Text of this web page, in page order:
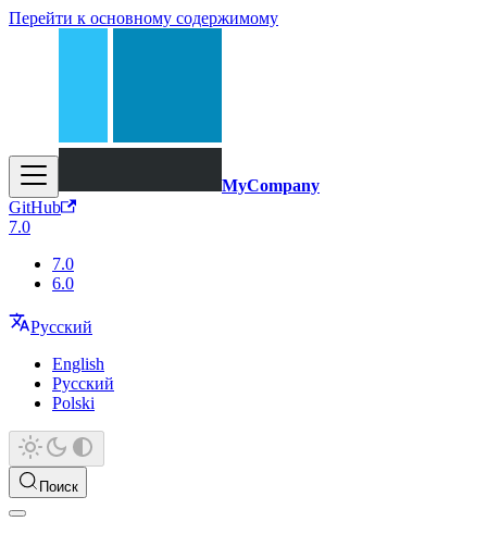
Перейти к основному содержимому
MyCompany
GitHub
7.0
7.0
6.0
Русский
English
Русский
Polski
Поиск